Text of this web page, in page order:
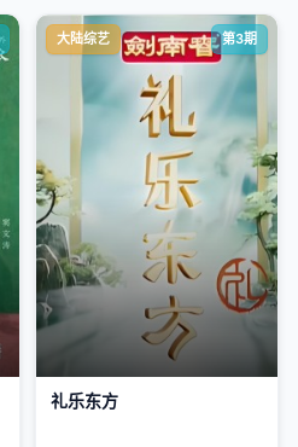
大陆综艺 第3期
礼乐东方